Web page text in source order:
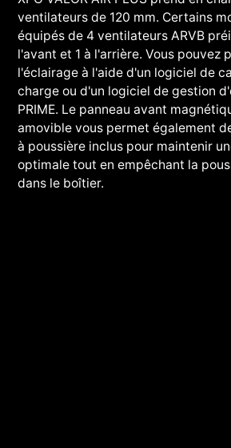
ventilateurs de 120 mm. Certains
équipés de 4 ventilateurs ARVB
l'avant et 1 à l'arrière. Vous pouvez
l'éclairage à l'aide d'un logiciel de
charge ou d'un logiciel de gestion
PRIME. Le panneau avant
amovible vous permet également
à poussière inclus pour maintenir
optimale tout en empêchant la
dans le boîtier.